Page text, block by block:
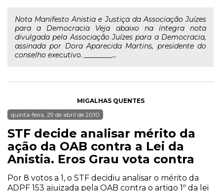
Nota Manifesto Anistia e Justiça da Associação Juízes
para a Democracia Veja abaixo na íntegra nota
divulgada pela Associação Juízes para a Democracia,
assinada por Dora Aparecida Martins, presidente do
conselho executivo. ________...
MIGALHAS QUENTES
quinta-feira, 29 de abril de 2010
STF decide analisar mérito da
ação da OAB contra a Lei da
Anistia. Eros Grau vota contra
Por 8 votos a 1, o STF decidiu analisar o mérito da
ADPF 153 ajuizada pela OAB contra o artigo 1º da lei